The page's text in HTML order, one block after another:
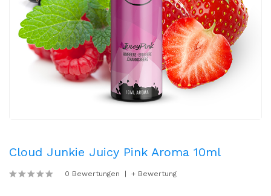
Cloud Junkie Juicy Pink Aroma 10ml
0 Bewertungen + Bewertung